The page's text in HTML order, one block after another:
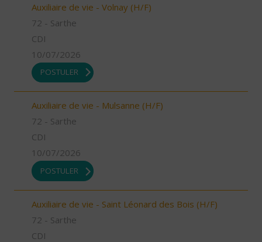
Auxiliaire de vie - Volnay (H/F)
72 - Sarthe
CDI
10/07/2026
POSTULER
Auxiliaire de vie - Mulsanne (H/F)
72 - Sarthe
CDI
10/07/2026
POSTULER
Auxiliaire de vie - Saint Léonard des Bois (H/F)
72 - Sarthe
CDI